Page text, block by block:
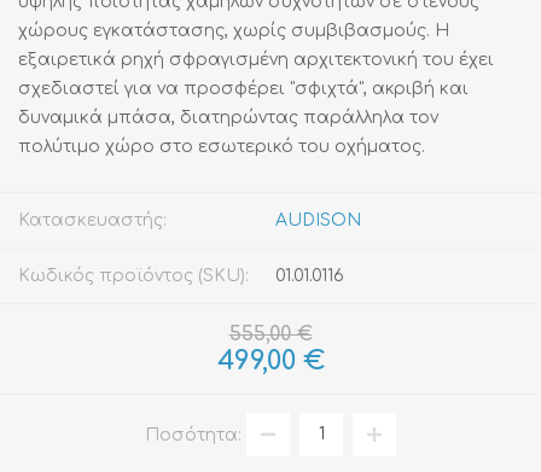
χώρους εγκατάστασης, χωρίς συμβιβασμούς. Η
εξαιρετικά ρηχή σφραγισμένη αρχιτεκτονική του έχει
σχεδιαστεί για να προσφέρει "σφιχτά", ακριβή και
δυναμικά μπάσα, διατηρώντας παράλληλα τον
πολύτιμο χώρο στο εσωτερικό του οχήματος.
Κατασκευαστής: AUDISON
Κωδικός προϊόντος (SKU): 01.01.0116
555,00 €
499,00 €
Ποσότητα: